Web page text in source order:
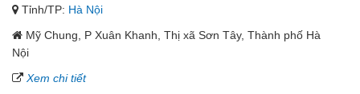
Tỉnh/TP: Hà Nội
Mỹ Chung, P Xuân Khanh, Thị xã Sơn Tây, Thành phố Hà
Nội
Xem chi tiết